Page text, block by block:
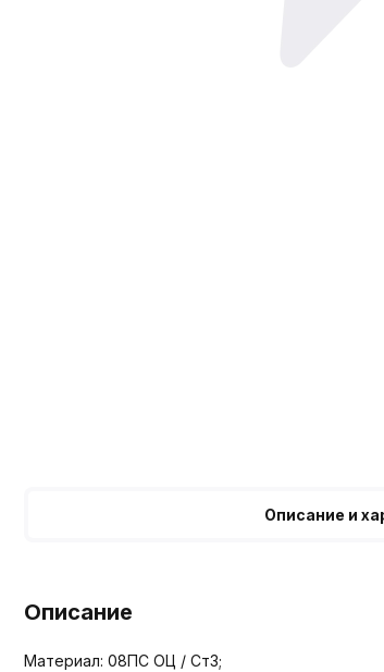
Описание и
Описание
Материал: 08ПС ОЦ / Ст3;